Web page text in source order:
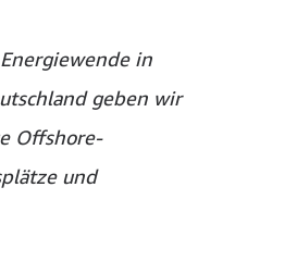
in
geben wir
Offshore-
und